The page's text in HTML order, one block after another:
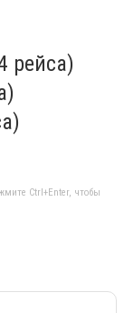
рейса)
Ctrl+Enter, чтобы